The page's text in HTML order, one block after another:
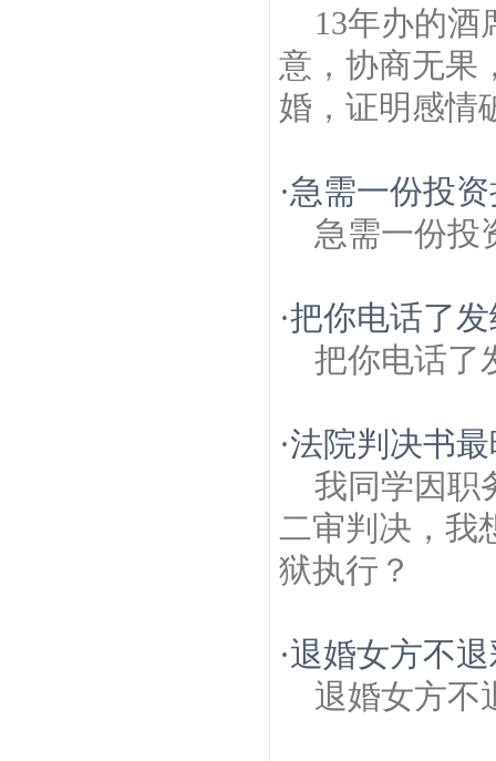
13年办的酒
意，协商无果
婚，证明感情
·急需一份投
急需一份投
·把你电话了
把你电话了
·法院判决书
我同学因职
二审判决，我
狱执行？
·退婚女方不
退婚女方不